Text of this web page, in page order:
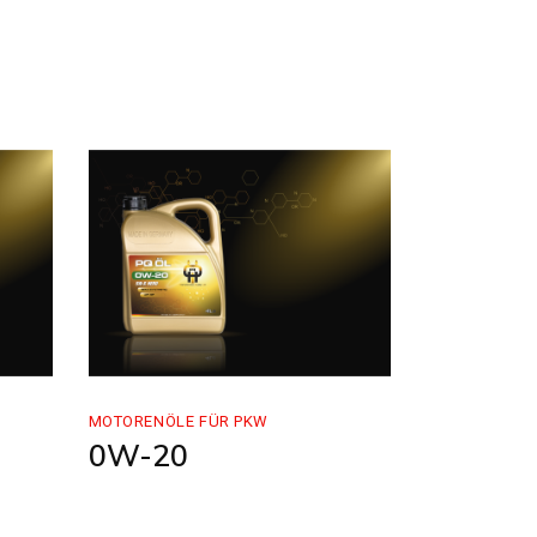
MOTORENÖLE FÜR PKW
0W-20